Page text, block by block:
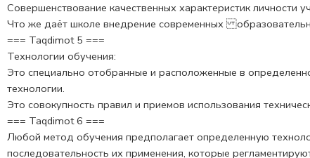
Совершенствование качественных характеристик личности
Что же даёт школе внедрение современных
=== Taqdimot 5 ===
Технологии обучения:
Это специально отобранные и рас­положенные в
технологии.
Это совокупность правил и приемов использования
=== Taqdimot 6 ===
Любой метод обучения предполагает определенную
последо­вательность их применения, которые